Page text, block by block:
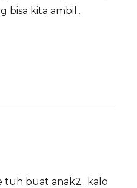
bisa kita ambil..
tuh buat anak2.. kalo